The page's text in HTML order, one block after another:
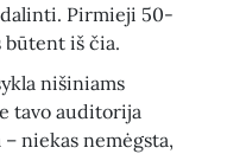
Pirmieji 50-
būtent iš čia.
nišiniams
tavo auditorija
niekas nemėgsta,